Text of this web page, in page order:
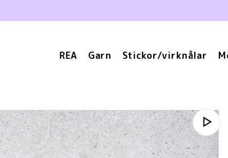
REA Garn Stickor/virknålar